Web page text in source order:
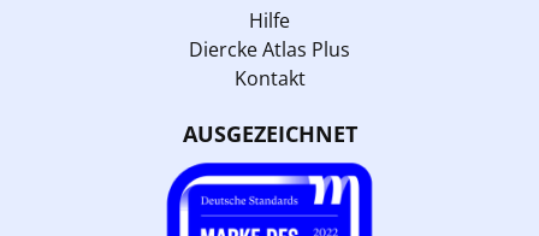
Hilfe
Diercke Atlas Plus
Kontakt
AUSGEZEICHNET